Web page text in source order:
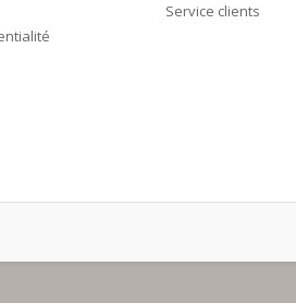
Service clients